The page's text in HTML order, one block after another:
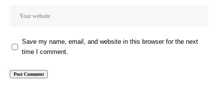
Save my name, email, and website in this browser for the next
time I comment.